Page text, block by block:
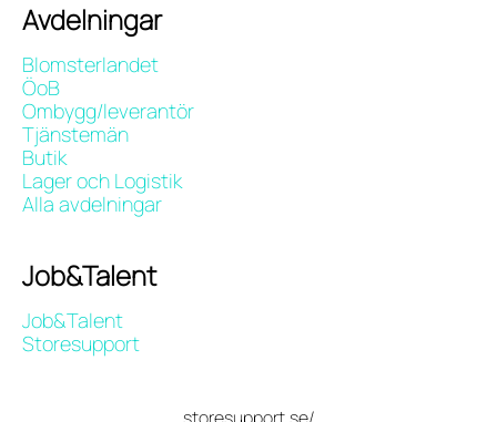
Avdelningar
Blomsterlandet
ÖoB
Ombygg/leverantör
Tjänstemän
Butik
Lager och Logistik
Alla avdelningar
Job&Talent
Job&Talent
Storesupport